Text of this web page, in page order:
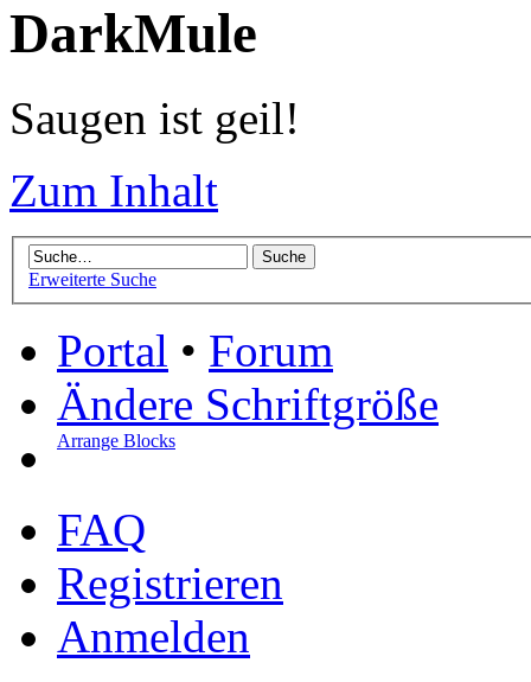
DarkMule
Saugen ist geil!
Zum Inhalt
Erweiterte Suche
Portal • Forum
Ändere Schriftgröße
Arrange Blocks
FAQ
Registrieren
Anmelden